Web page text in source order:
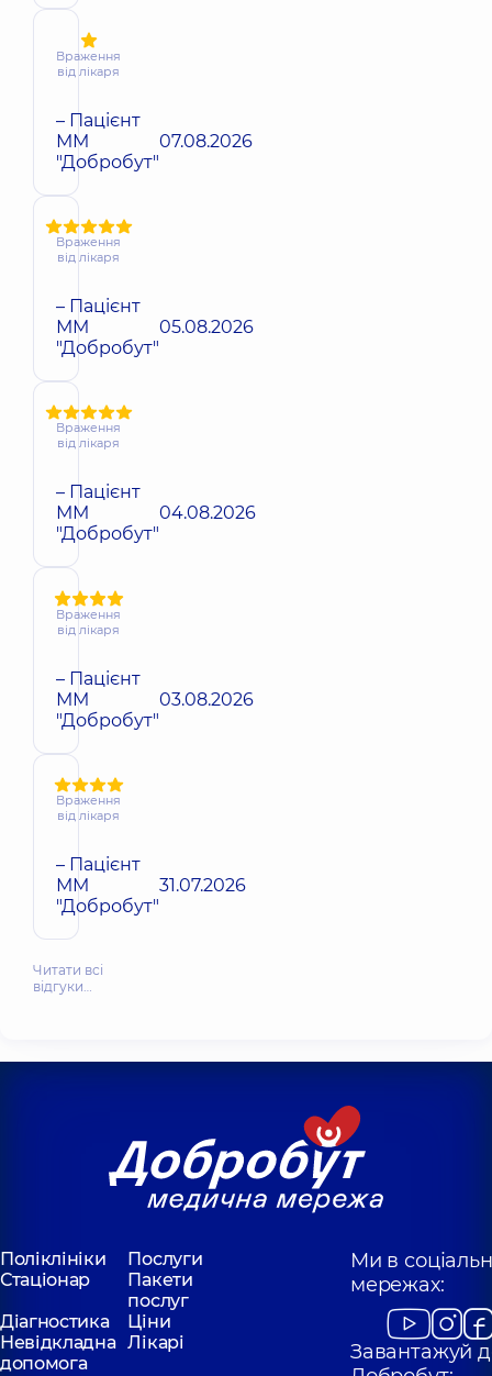
Враження
від лікаря
– Пацієнт
ММ
"Добробут"
07.08.2026
Враження
від лікаря
– Пацієнт
ММ
"Добробут"
05.08.2026
Враження
від лікаря
– Пацієнт
ММ
"Добробут"
04.08.2026
Враження
від лікаря
– Пацієнт
ММ
"Добробут"
03.08.2026
Враження
від лікаря
– Пацієнт
ММ
"Добробут"
31.07.2026
Читати всі
відгуки…
Поліклініки
Послуги
Стаціонар
Пакети
послуг
Діагностика
Ціни
Невідкладна
допомога
Лікарі
Ми в
мережах:
Завантажуй